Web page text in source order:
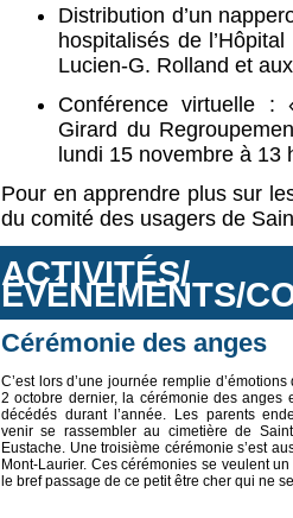
Distribution d’un
hospitalisés de
Lucien-G. Rolland et
Conférence virtuelle :
Girard du
lundi 15 novembre à 13
Pour en apprendre plus sur
du comité des usagers de
ACTIVITÉS/
ÉVÉNEMENTS/
Cérémonie des anges
C’est lors d’une journée remplie
2 octobre dernier, la cérémonie des anges
décédés durant l’année. Les parents
venir se rassembler au cimetière de
Eustache. Une troisième cérémonie s’est
Mont-Laurier. Ces cérémonies se veulent
e bref passage de ce petit être cher qui ne